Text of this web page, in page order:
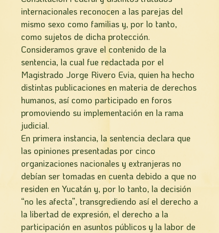
internacionales reconocen a las parejas del
mismo sexo como familias y, por lo tanto,
como sujetos de dicha protección.
Consideramos grave el contenido de la
sentencia, la cual fue redactada por el
Magistrado Jorge Rivero Evia, quien ha hecho
distintas publicaciones en materia de derechos
humanos, así como participado en foros
promoviendo su implementación en la rama
judicial.
En primera instancia, la sentencia declara que
las opiniones presentadas por cinco
organizaciones nacionales y extranjeras no
debían ser tomadas en cuenta debido a que no
residen en Yucatán y, por lo tanto, la decisión
“no les afecta”, transgrediendo así el derecho a
la libertad de expresión, el derecho a la
participación en asuntos públicos y la labor de